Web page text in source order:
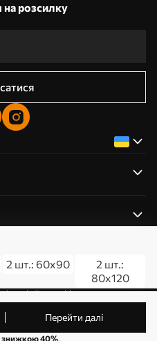
2 шт.: 60x90
2 шт.:
80x120
Перейти далі
знижкою 40%.
на розсилку
на файли cookie
захищені. Власник:
31780602.